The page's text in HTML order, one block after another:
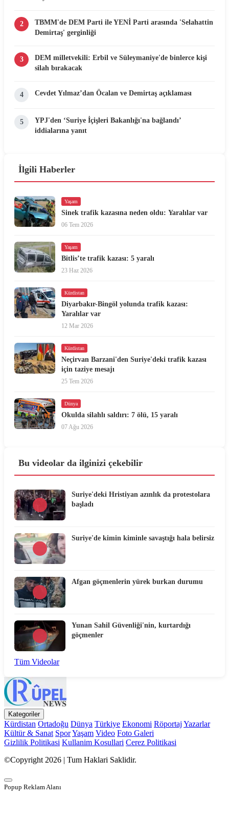
2
TBMM'de DEM Parti ile YENİ Parti arasında 'Selahattin
Demirtaş' gerginliği
3
DEM milletvekili: Erbil ve Süleymaniye'de binlerce kişi
silah bırakacak
4 Cevdet Yılmaz’dan Öcalan ve Demirtaş açıklaması
5
YPJ'den ‘Suriye İçişleri Bakanlığı'na bağlandı’
iddialarına yanıt
İlgili Haberler
Yaşam
Sinek trafik kazasına neden oldu: Yaralılar var
06 Tem 2026
Yaşam
Bitlis’te trafik kazası: 5 yaralı
23 Haz 2026
Kürdistan
Diyarbakır-Bingöl yolunda trafik kazası:
Yaralılar var
12 Mar 2026
Kürdistan
Neçirvan Barzani'den Suriye'deki trafik kazası
için taziye mesajı
25 Tem 2026
Dünya
Okulda silahlı saldırı: 7 ölü, 15 yaralı
07 Ağu 2026
Bu videolar da ilginizi çekebilir
Suriye'deki Hristiyan azınlık da protestolara
başladı
Suriye'de kimin kiminle savaştığı hala belirsiz
Afgan göçmenlerin yürek burkan durumu
Yunan Sahil Güvenliği'nin, kurtardığı
göçmenler
Tüm Videolar
Kategoriler
Kürdistan Ortadoğu Dünya Türkiye Ekonomi Röportaj Yazarlar
Kültür & Sanat SporYaşam Video Foto Galeri
Gizlilik Politikasi Kullanim Kosullari Cerez Politikasi
©Copyright 2026 | Tum Haklari Saklidir.
Popup Reklam Alanı